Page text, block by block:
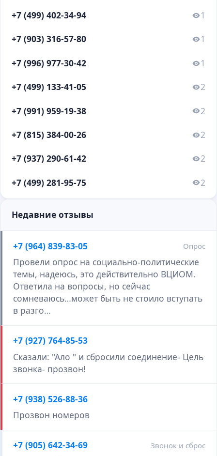
+7 (499) 402-34-94 1
+7 (903) 316-57-80 1
+7 (996) 977-30-42 1
+7 (499) 133-41-05 2
+7 (991) 959-19-38 2
+7 (815) 384-00-26 2
+7 (937) 290-61-42 2
+7 (499) 281-95-75 2
Недавние отзывы
+7 (964) 839-83-05 Опрос
Провели опрос на социально-политические
темы, надеюсь, это действительно ВЦИОМ.
Ответила на вопросы, но сейчас
сомневаюсь…может быть не стоило вступать
в разго…
+7 (927) 764-85-53
Сказали: "Ало " и сбросили соединение- Цель
звонка- прозвон!
+7 (938) 526-88-36
Прозвон номеров
+7 (905) 642-34-69 Звонок и сброс